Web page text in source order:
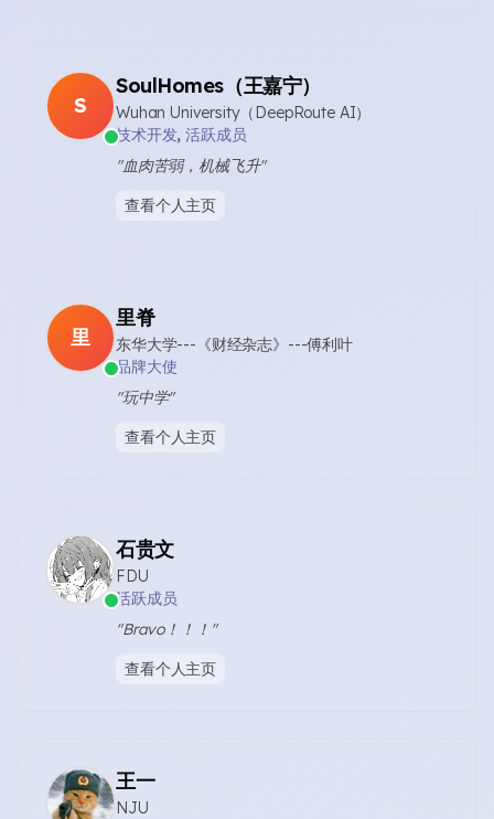
S
SoulHomes（王嘉宁）
Wuhan University（DeepRoute AI）
技术开发, 活跃成员
"血肉苦弱，机械飞升"
查看个人主页
里
里脊
东华大学---《财经杂志》---傅利叶
品牌大使
"玩中学"
查看个人主页
石贵文
FDU
活跃成员
"Bravo！！！"
查看个人主页
王一
NJU